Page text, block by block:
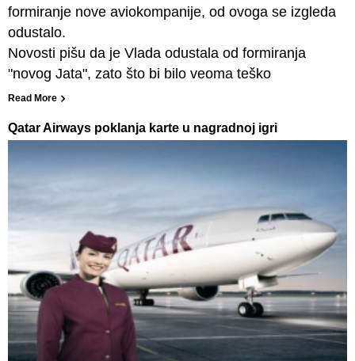
formiranje nove aviokompanije, od ovoga se izgleda
odustalo.
Novosti pišu da je Vlada odustala od formiranja
"novog Jata", zato što bi bilo veoma teško
Read More
Qatar Airways poklanja karte u nagradnoj igri